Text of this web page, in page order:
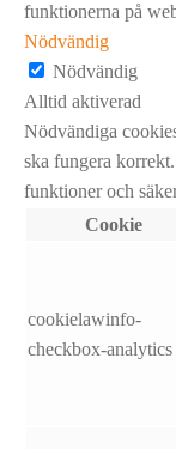
funktionerna på
Nödvändig
Nödvändig
Alltid aktiverad
Nödvändiga
ska fungera
funktioner och
Cookie
cookielawinfo-
checkbox-analytics